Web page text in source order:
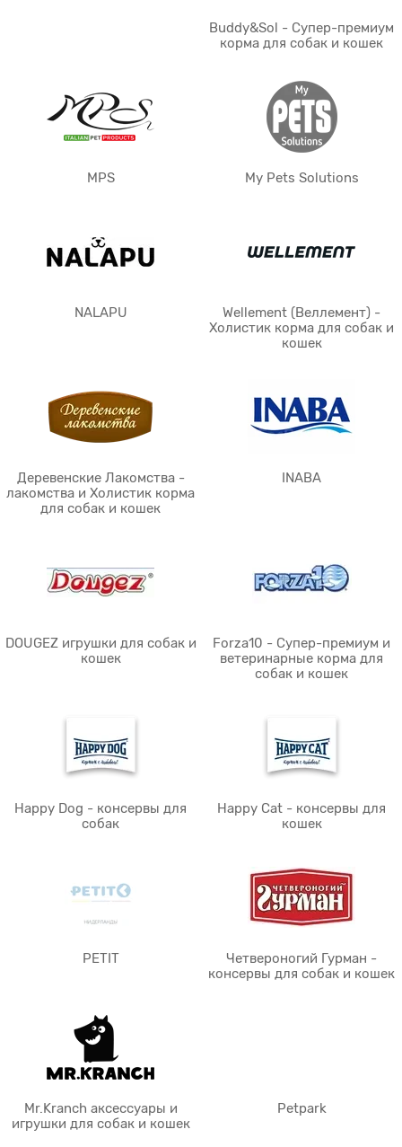
Buddy&Sol - Супер-премиум
корма для собак и кошек
MPS My Pets Solutions
NALAPU
Wellement (Веллемент) -
Холистик корма для собак и
кошек
Деревенские Лакомства -
лакомства и Холистик корма
для собак и кошек
INABA
DOUGEZ игрушки для собак и
кошек
Forza10 - Супер-премиум и
ветеринарные корма для
собак и кошек
Happy Dog - консервы для
собак
Happy Cat - консервы для
кошек
PETIT
Четвероногий Гурман -
консервы для собак и кошек
Mr.Kranch аксессуары и
игрушки для собак и кошек
Petpark